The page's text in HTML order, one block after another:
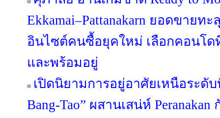
Ekkamai–Pattanakarn ยอดขายท
อินไซต์คนซื้อยุคใหม่ เลือกคอนโ
และพร้อมอยู่
เปิดนิยามการอยู่อาศัยเหนือระดับ
Bang-Tao” ผสานเสน่ห์ Peranakan